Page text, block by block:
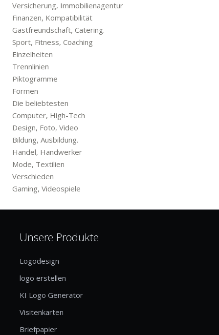
Versicherung, Immobilienagentur
Finanzen, Kompatibilität
Gastfreundschaft, Catering.
Sport, Fitness, Coaching
Einzelheiten
Trennlinien
Piktogramme
Formen
Die beliebtesten
Computer, High-Tech
Design, Foto, Video
Bildung, Ausbildung.
Handel, Handwerker
Mode, Textilien
Verschieden
Gaming, Videospiele
Unsere Produkte
Logodesign
logo erstellen
KI Logo Generator
Visitenkarten
Briefpapier